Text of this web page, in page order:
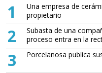
1
Una empresa de
propietario
2
Subasta de una
proceso entra en la
3 Porcelanosa publica